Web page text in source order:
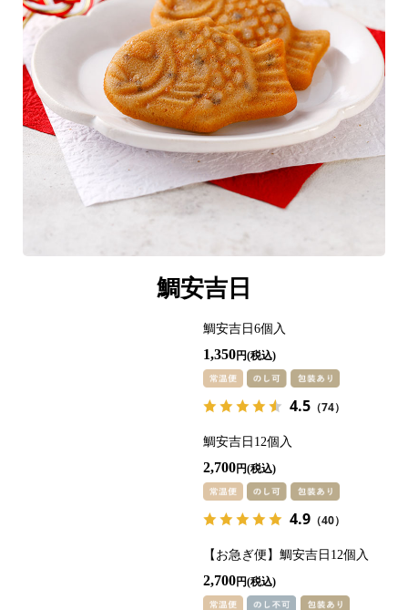
鯛安吉日
鯛安吉日6個入
1,350円
4.5 （74）
鯛安吉日12個入
2,700円
4.9 （40）
【お急ぎ便】鯛安吉日12個入
2,700円